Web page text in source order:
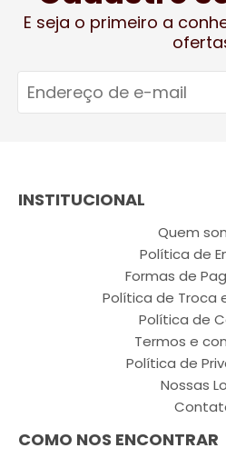
E seja o primeiro a
INSTITUCIONAL
Quem
Política de
Formas de
Política de Troca
Política de
Termos e
Política de
Nossas
COMO NOS ENCONTRAR